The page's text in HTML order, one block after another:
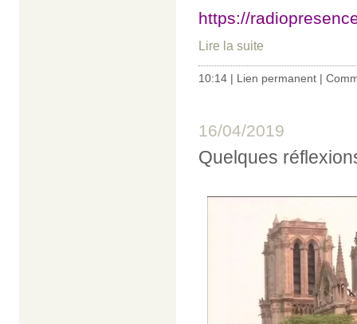
https://
Lire la suite
10:14 | Lien permanent |
16/04/2019
Quelques